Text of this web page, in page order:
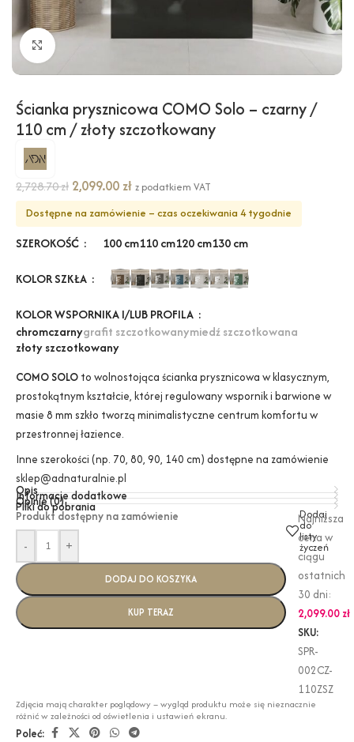
Kliknij, aby powiększyć
Ścianka prysznicowa COMO Solo – czarny /
110 cm / złoty szczotkowany
2,728.70zł 2,099.00 zł z podatkiem VAT
Dostępne na zamówienie – czas oczekiwania 4 tygodnie
SZEROKOŚĆ 100 cm110 cm120 cm130 cm
KOLOR SZKŁA
KOLOR WSPORNIKA I/LUB PROFILA
chromczarnygrafit szczotkowanymiedź szczotkowana
złoty szczotkowany
COMO SOLO to wolnostojąca ścianka prysznicowa w klasycznym,
prostokątnym kształcie, której regulowany wspornik i barwione w
masie 8 mm szkło tworzą minimalistyczne centrum komfortu w
przestronnej łazience.
Inne szerokości (np. 70, 80, 90, 140 cm) dostępne na zamówienie
sklep@adnaturalnie.pl
Opis
Informacje dodatkowe
Opinie (0)
Pliki do pobrania
Produkt dostępny na zamówienie
-
+
DODAJ DO KOSZYKA
KUP TERAZ
Dodaj
do
listy
życzeń
Najniższa
cena w
ciągu
ostatnich
30 dni:
2,099.00 zł
SKU:
SPR-
002CZ-
110ZSZ
Zdjęcia mają charakter poglądowy – wygląd produktu może się nieznacznie
różnić w zależności od oświetlenia i ustawień ekranu.
Poleć: